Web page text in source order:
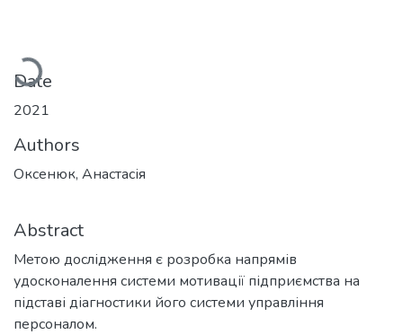
Loading...
Date
2021
Authors
Оксенюк, Анастасія
Abstract
Метою дослідження є розробка напрямів
удосконалення системи мотивації підприємства на
підставі діагностики його системи управління
персоналом.